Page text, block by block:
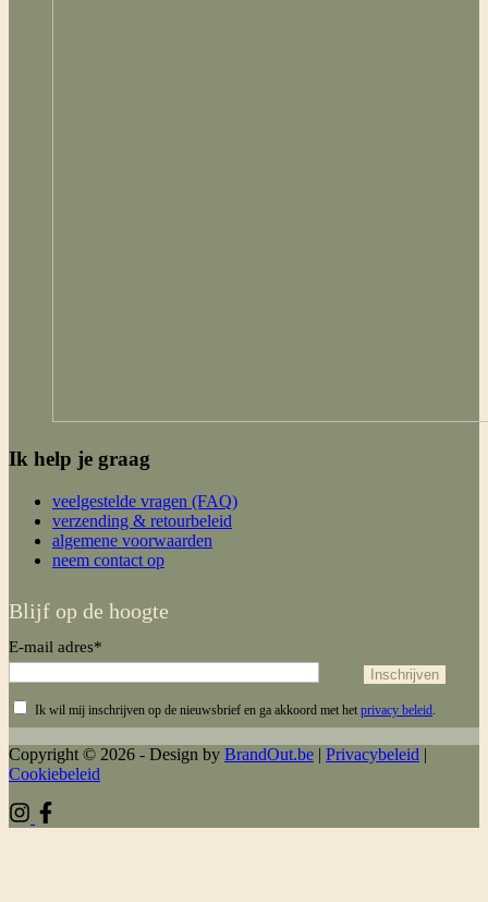
Ik help je graag
veelgestelde vragen (FAQ)
verzending & retourbeleid
algemene voorwaarden
neem contact op
Blijf op de hoogte
E-mail adres*
Ik wil mij inschrijven op de nieuwsbrief en ga akkoord met het privacy beleid.
Copyright © 2026 - Design by BrandOut.be | Privacybeleid |
Cookiebeleid